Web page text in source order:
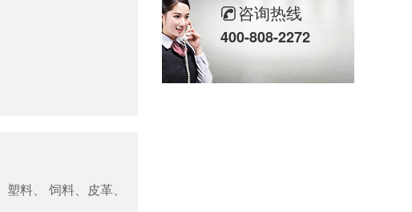
料、 饲料、皮革、
咨询热线
400-808-2272